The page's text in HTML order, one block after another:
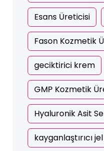
Esans Üreticisi
Fason Kozmetik
geciktirici krem
GMP Kozmetik
Hyaluronik Asit
kayganlaştırıcı jel